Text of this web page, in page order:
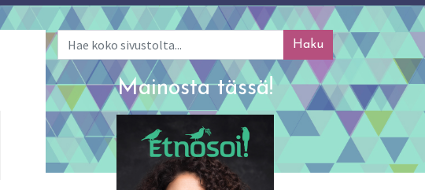
Haku
Mainosta tässä!